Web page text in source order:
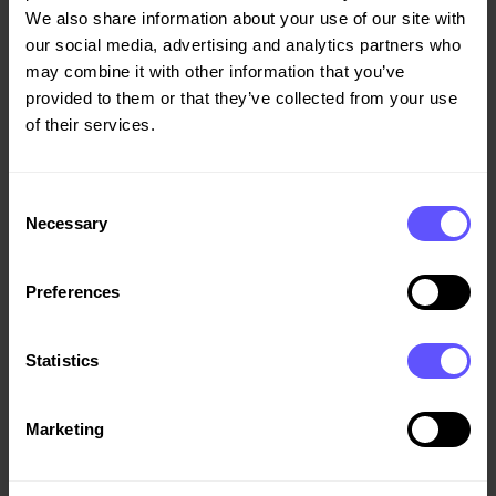
We also share information about your use of our site with
our social media, advertising and analytics partners who
may combine it with other information that you’ve
provided to them or that they’ve collected from your use
of their services.
Selection
Necessary
Preferences
Statistics
Marketing
Veidekkes eierandel på 50 prosent innebærer en forventet
investering på inntil 150 millioner kroner. Avtalen er
betinget av rettskraftig reguleringsplan for området, og
antas gjennomført høsten 2026. Samlet
entreprenøromsetning for prosjektet er estimert til i
Byggeoppdragene vil inngå i Veidekkes ordrereserve etter
hvert som kontrakter for de enkelte byggetrinnene inngås.
Konserndirektør/CFO Jørgen Wiese Porsmyr, tlf 907
olav.sorlie@veidekke.no